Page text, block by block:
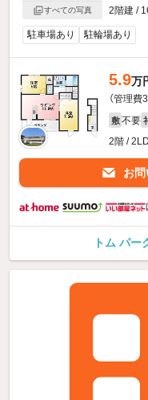
すべての写真
2階建 /
駐車場あり 駐輪場あり
5.9万
（管理費
敷 不要
2階 /
お
トム パー